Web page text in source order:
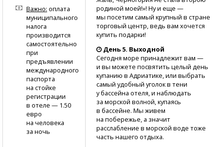
родиной моей!»! Ну и еще —
мы посетим самый крупный в стране
торговый центр, ведь вам хочется
купить подарки!
День 5. Выходной
Сегодня море принадлежит вам —
и вы можете посвятить целый день
купанию в Адриатике, или выбрать
самый удобный уголок в тени
у бассейна отеля, и наблюдать
за морской волной, купаясь
в бассейне. Мы живем
на побережье, а значит
расслабление в морской воде тоже
часть нашего отдыха.
Важно: оплата
муниципального
налога
производится
самостоятельно
при
предъявлении
международного
паспорта
на стойке
регистрации
в отеле — 1.50
евро
на человека
за ночь